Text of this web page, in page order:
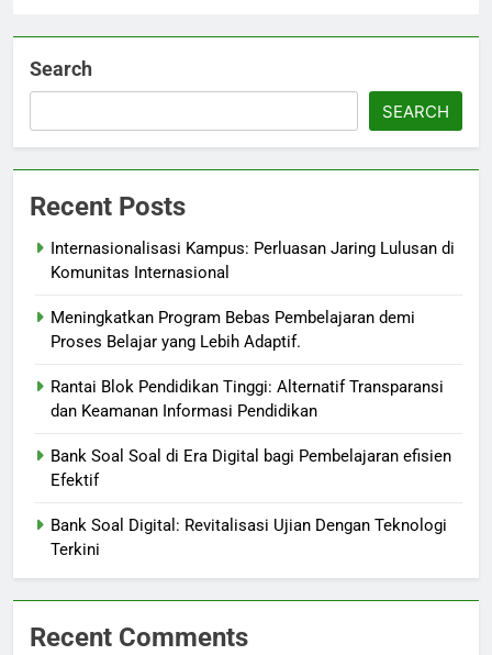
Search
SEARCH
Recent Posts
Internasionalisasi Kampus: Perluasan Jaring Lulusan di
Komunitas Internasional
Meningkatkan Program Bebas Pembelajaran demi
Proses Belajar yang Lebih Adaptif.
Rantai Blok Pendidikan Tinggi: Alternatif Transparansi
dan Keamanan Informasi Pendidikan
Bank Soal Soal di Era Digital bagi Pembelajaran efisien
Efektif
Bank Soal Digital: Revitalisasi Ujian Dengan Teknologi
Terkini
Recent Comments